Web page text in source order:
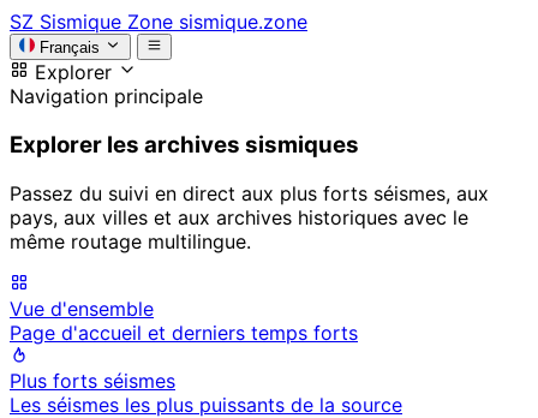
SZ Sismique Zone sismique.zone
Français
Explorer
Navigation principale
Explorer les archives sismiques
Passez du suivi en direct aux plus forts séismes, aux
pays, aux villes et aux archives historiques avec le
même routage multilingue.
Vue d'ensemble
Page d'accueil et derniers temps forts
Plus forts séismes
Les séismes les plus puissants de la source